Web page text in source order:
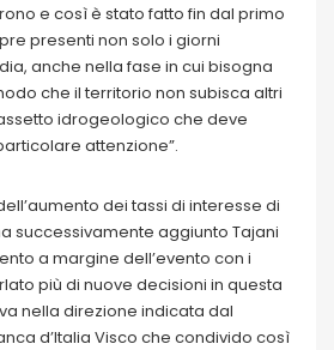
e così è stato fatto fin dal primo
presenti non solo i giorni
anche nella fase in cui bisogna
che il territorio non subisca altri
idrogeologico che deve
attenzione”.
dei tassi di interesse di
successivamente aggiunto Tajani
a margine dell’evento con i
più di nuove decisioni in questa
nella direzione indicata dal
d’Italia Visco che condivido così